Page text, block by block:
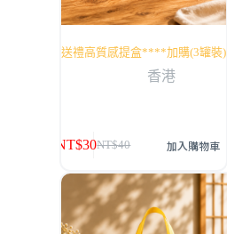
送禮高質感提盒****加購(3罐裝)
香港
NT$40
NT$30 加入購物車